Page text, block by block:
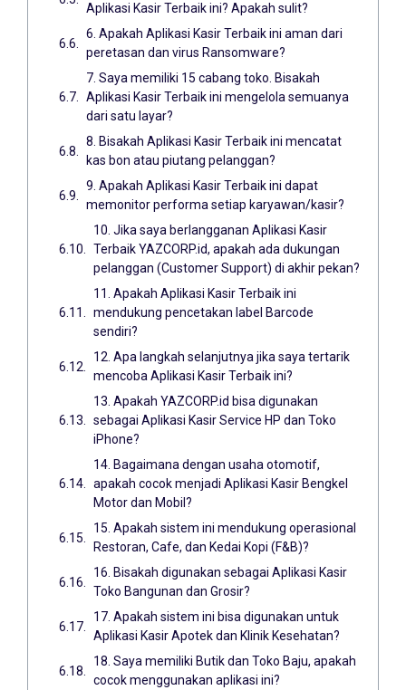
Aplikasi Kasir Terbaik ini? Apakah sulit?
6. Apakah Aplikasi Kasir Terbaik ini aman dari
peretasan dan virus Ransomware?
7. Saya memiliki 15 cabang toko. Bisakah
Aplikasi Kasir Terbaik ini mengelola semuanya
dari satu layar?
8. Bisakah Aplikasi Kasir Terbaik ini mencatat
kas bon atau piutang pelanggan?
9. Apakah Aplikasi Kasir Terbaik ini dapat
memonitor performa setiap karyawan/kasir?
10. Jika saya berlangganan Aplikasi Kasir
Terbaik YAZCORP.id, apakah ada dukungan
pelanggan (Customer Support) di akhir pekan?
11. Apakah Aplikasi Kasir Terbaik ini
mendukung pencetakan label Barcode
sendiri?
12. Apa langkah selanjutnya jika saya tertarik
mencoba Aplikasi Kasir Terbaik ini?
13. Apakah YAZCORP.id bisa digunakan
sebagai Aplikasi Kasir Service HP dan Toko
iPhone?
14. Bagaimana dengan usaha otomotif,
apakah cocok menjadi Aplikasi Kasir Bengkel
Motor dan Mobil?
15. Apakah sistem ini mendukung operasional
Restoran, Cafe, dan Kedai Kopi (F&B)?
16. Bisakah digunakan sebagai Aplikasi Kasir
Toko Bangunan dan Grosir?
17. Apakah sistem ini bisa digunakan untuk
Aplikasi Kasir Apotek dan Klinik Kesehatan?
18. Saya memiliki Butik dan Toko Baju, apakah
cocok menggunakan aplikasi ini?